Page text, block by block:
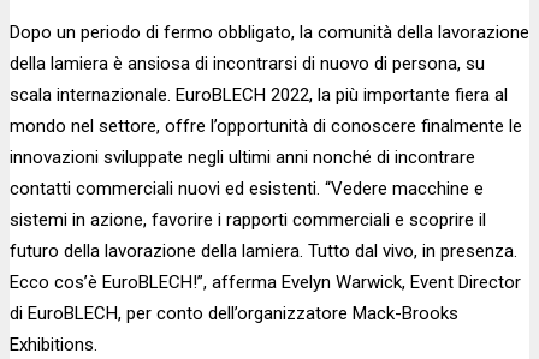
Dopo un periodo di fermo obbligato, la comunità della lavorazione
della lamiera è ansiosa di incontrarsi di nuovo di persona, su
scala internazionale. EuroBLECH 2022, la più importante fiera al
mondo nel settore, offre l’opportunità di conoscere finalmente le
innovazioni sviluppate negli ultimi anni nonché di incontrare
contatti commerciali nuovi ed esistenti. “Vedere macchine e
sistemi in azione, favorire i rapporti commerciali e scoprire il
futuro della lavorazione della lamiera. Tutto dal vivo, in presenza.
Ecco cos’è EuroBLECH!”, afferma Evelyn Warwick, Event Director
di EuroBLECH, per conto dell’organizzatore Mack-Brooks
Exhibitions.